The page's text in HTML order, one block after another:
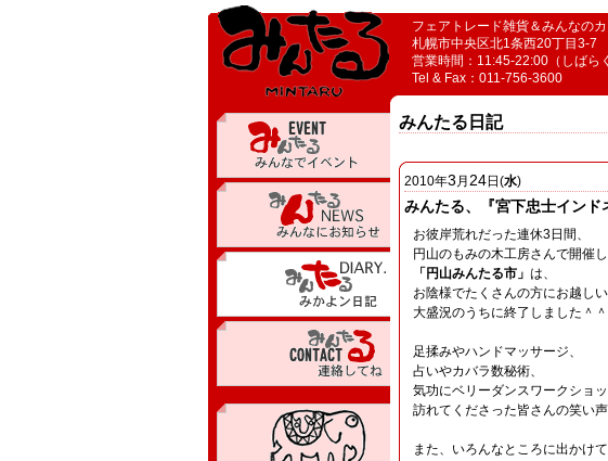
フェアトレード雑貨＆みんなのカ
札幌市中央区北1条西20丁目3-7
営業時間：11:45-22:00（しばら
Tel & Fax：011-756-3600
みんたる日記
2010年3 月 24日(水)
みんたる、『宮下忠士インド
お彼岸荒れだった連休3日間、
円山のもみの木工房さんで開催
「円山みんたる市」 は、
お陰様でたくさんの方にお越しい
大盛況のうちに終了しました＾＾
足揉みやハンドマッサージ、
占いやカバラ数秘術、
気功にベリーダンスワークショッ
訪れてくださった皆さんの笑い
また、いろんなところに出かけ